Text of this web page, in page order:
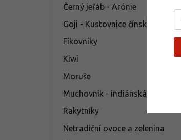
Černý jeřáb - Arónie
Goji - Kustovnice čínská
Fíkovníky
Kiwi
Moruše
Muchovník - indiánská borůvka
Rakytníky
Netradiční ovoce a zelenina